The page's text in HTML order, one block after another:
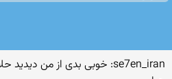
se7en_iran: خوبى بدى از من ديديد حلال كنيد